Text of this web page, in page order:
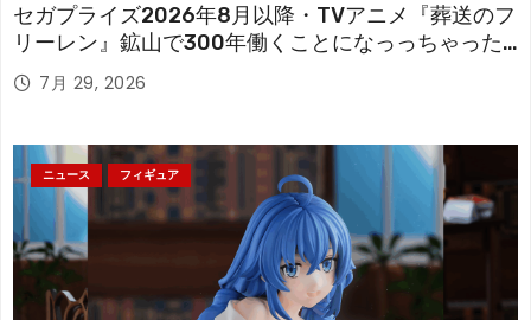
セガプライズ2026年8月以降・TVアニメ『葬送のフ
リーレン』鉱山で300年働くことになっっちゃった
「フリーレン」を立体化！
7月 29, 2026
ニュース フィギュア